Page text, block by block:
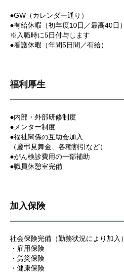
●GW（カレンダー通り）
●有給休暇（初年度10日／最高40日）
※入職時に5日付与します
●看護休暇（年間5日間／有給）
福利厚生
●内部・外部研修制度
●メンター制度
●福祉関係の互助会加入
（慶弔見舞金、各種割引など）
●がん検診費用の一部補助
●職員休憩室完備
加入保険
社会保険完備（勤務状況により加入）
・雇用保険
・労災保険
・健康保険